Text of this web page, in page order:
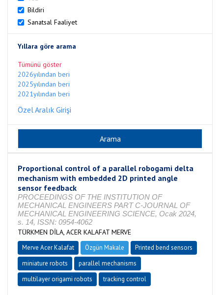
Bildiri
Sanatsal Faaliyet
Yıllara göre arama
Tümünü göster
2026yılından beri
2025yılından beri
2021yılından beri
Özel Aralık Girişi
Proportional control of a parallel robogami delta
mechanism with embedded 2D printed angle
sensor feedback
PROCEEDINGS OF THE INSTITUTION OF
MECHANICAL ENGINEERS PART C-JOURNAL OF
MECHANICAL ENGINEERING SCIENCE, Ocak 2024,
s. 14, ISSN: 0954-4062
TÜRKMEN DİLA, ACER KALAFAT MERVE
Merve Acer Kalafat Özgün Makale
Printed bend sensors
miniature robots
parallel mechanisms
multilayer origami robots
tracking control